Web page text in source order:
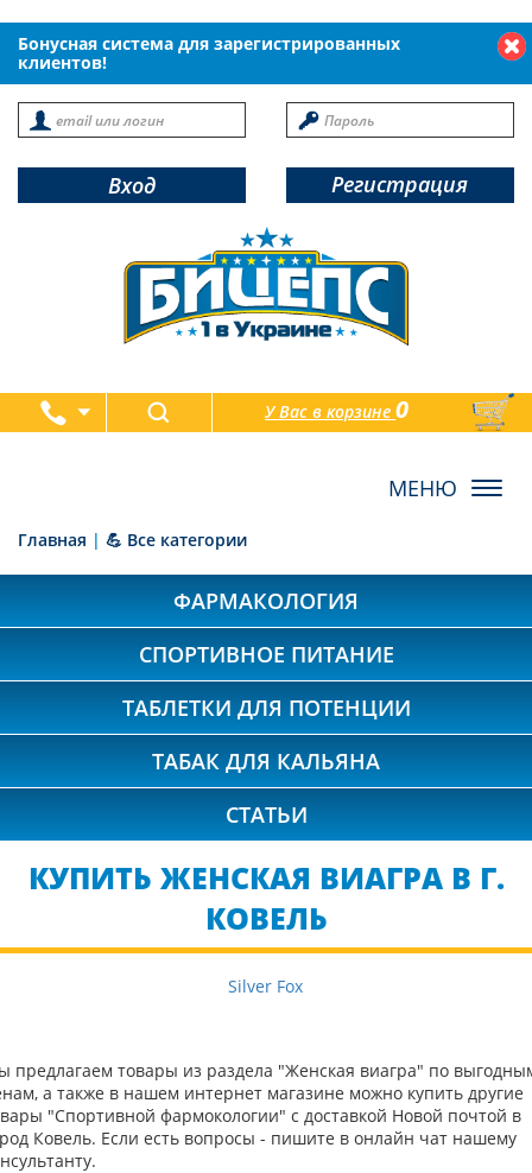
Бонусная система для зарегистрированных
клиентов!
Вход Регистрация
У Вас в корзине0
товаров
Главная | 💪 Все категории
ФАРМАКОЛОГИЯ
СПОРТИВНОЕ ПИТАНИЕ
ТАБЛЕТКИ ДЛЯ ПОТЕНЦИИ
ТАБАК ДЛЯ КАЛЬЯНА
СТАТЬИ
КУПИТЬ ЖЕНСКАЯ ВИАГРА В Г.
КОВЕЛЬ
Silver Fox
предлагаем товары из раздела "Женская виагра" по
а также в нашем интернет магазине можно купить другие
"Спортивной фармокологии" с доставкой Новой почтой в
Ковель. Если есть вопросы - пишите в онлайн чат нашему